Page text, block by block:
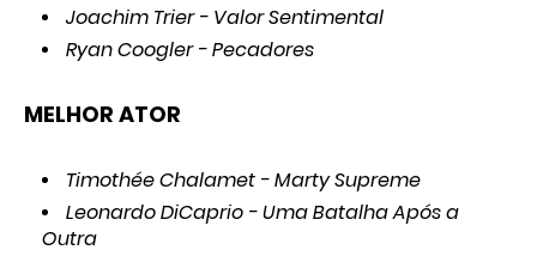
Joachim Trier - Valor Sentimental
Ryan Coogler - Pecadores
MELHOR ATOR
Timothée Chalamet - Marty Supreme
Leonardo DiCaprio - Uma Batalha Após a
Outra